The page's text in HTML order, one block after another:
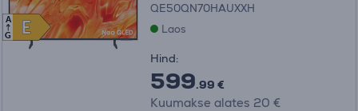
E
E
A
G
QE50QN70HAUXXH
Laos
Hind:
599.99 €
Kuumakse alates 20 €